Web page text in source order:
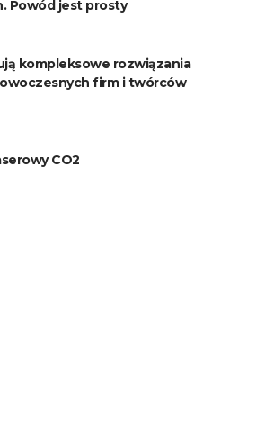
Powód jest prosty
kompleksowe rozwiązania
firm i twórców
CO2